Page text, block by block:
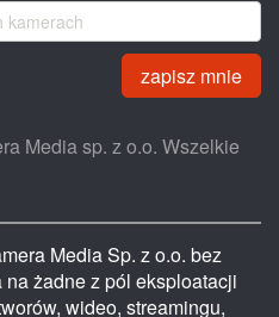
zapisz mnie
Media sp. z o.o. Wszelkie
Media Sp. z o.o. bez
żadne z pól eksploatacji
wideo, streamingu,